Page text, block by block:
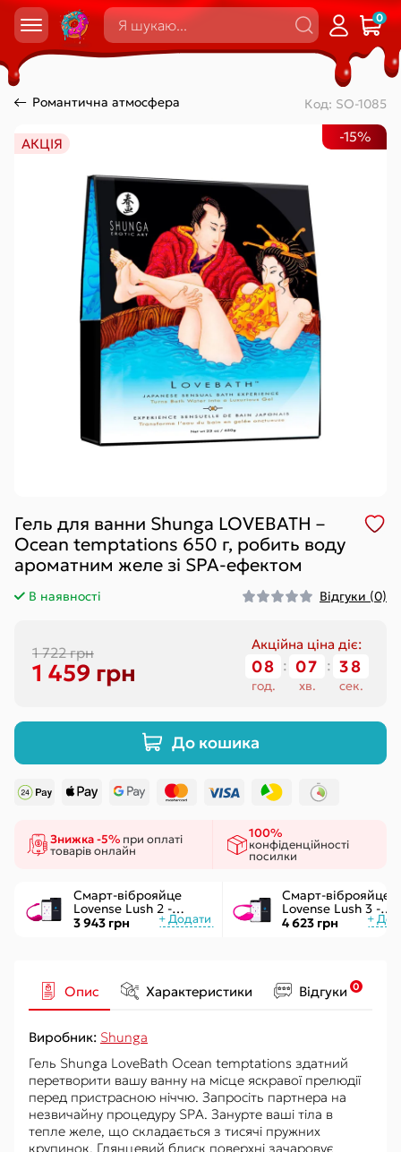
0
Романтична атмосфера Код: SO-1085
АКЦІЯ -15%
Гель для ванни Shunga LOVEBATH –
Ocean temptations 650 г, робить воду
ароматним желе зі SPA-ефектом
В наявності Відгуки (0)
1 722 грн
1 459 грн
Акційна ціна діє:
08
год.
: 07
хв.
: 38
сек.
До кошика
Знижка -5% при оплаті
товарів онлайн
100%
конфіденційності
посилки
Смарт-віброяйце
Lovense Lush 2 -
управління через
додаток
3 943 грн
Смарт-віброяйце
Lovense Lush 3 -
керування через
інтернет
4 623 грн
Опис Характеристики Відгуки 0
Виробник: Shunga
Гель Shunga LoveBath Ocean temptations здатний
перетворити вашу ванну на місце яскравої прелюдії
перед пристрасною ніччю. Запросіть партнера на
незвичайну процедуру SPA. Занурте ваші тіла в
тепле желе, що складається з тисячі пружних
крупинок. Глянцевий блиск поверхні зачаровує